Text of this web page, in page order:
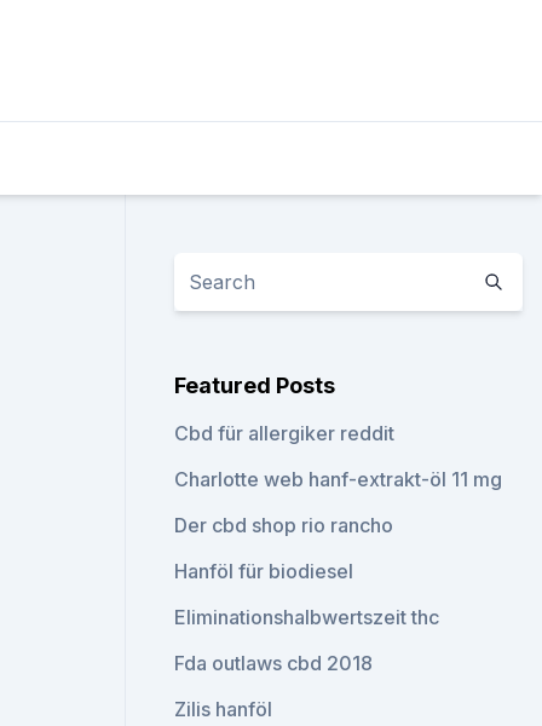
Featured Posts
Cbd für allergiker reddit
Charlotte web hanf-extrakt-öl 11 mg
Der cbd shop rio rancho
Hanföl für biodiesel
Eliminationshalbwertszeit thc
Fda outlaws cbd 2018
Zilis hanföl